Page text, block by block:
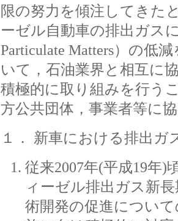
限の努力を傾注してきた
ーゼル自動車の排出ガス
Particulate Matters）の低
いて，石油業界と相互に
積極的に取り組みを行う
方公共団体，事業者等に
１． 新車における排出ガ
従来2007年(平成19年
ィーゼル排出ガス新
術開発の促進につい